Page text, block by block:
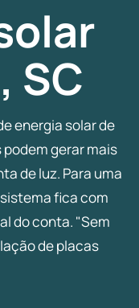
SC
energia solar de
gerar mais
de luz. Para uma
fica com
do conta. "Sem
de placas